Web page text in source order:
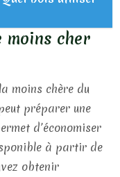
moins cher
moins chère du
préparer une
d’économiser
à partir de
obtenir